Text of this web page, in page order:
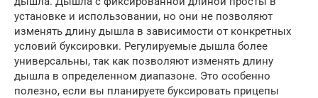
установке и использовании, но они не позволяют
изменять длину дышла в зависимости от конкретных
условий буксировки. Регулируемые дышла более
универсальны, так как позволяют изменять длину
дышла в определенном диапазоне. Это особенно
полезно, если вы планируете буксировать прицепы